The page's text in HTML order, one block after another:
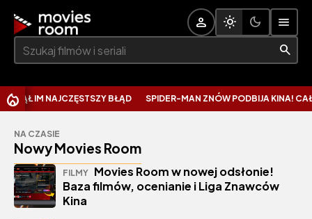
Szukaj:
NA CZASIE
Nowy Movies Room
FILMY Movies Room w nowej odsłonie!
Baza filmów, ocenianie i Liga Znawców
Kina